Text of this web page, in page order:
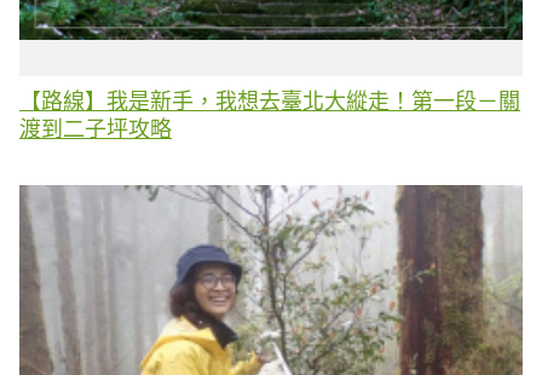
【路線】我是新手，我想去臺北大縱走！第一段－關
渡到二子坪攻略